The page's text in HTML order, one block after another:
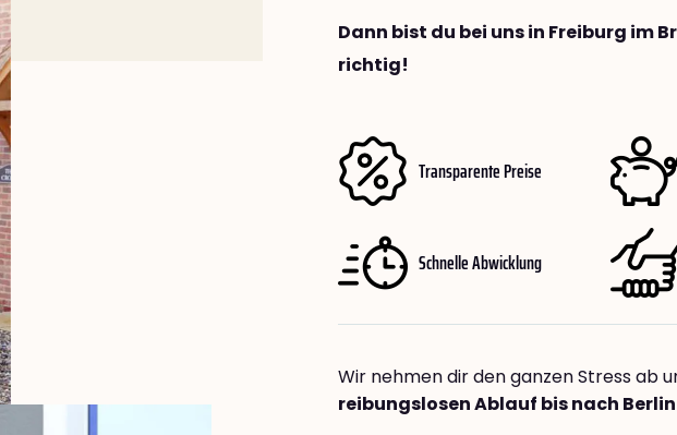
Dann bist du bei uns in Freiburg im
richtig!
Transparente Preise
Schnelle Abwicklung
Wir nehmen dir den ganzen Stress ab
reibungslosen Ablauf bis nach Berlin